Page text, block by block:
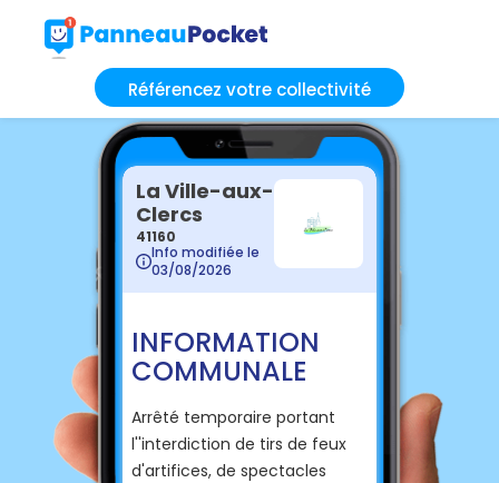
Référencez votre collectivité
La Ville-aux-
Clercs
41160
Info modifiée le
03/08/2026
INFORMATION
COMMUNALE
Arrêté temporaire portant
l''interdiction de tirs de feux
d'artifices, de spectacles